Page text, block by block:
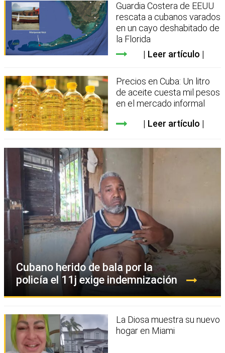
Guardia Costera de EEUU
rescata a cubanos varados
en un cayo deshabitado de
la Florida
Leer artículo
Precios en Cuba: Un litro
de aceite cuesta mil pesos
en el mercado informal
Leer artículo
Cubano herido de bala por la
policía el 11j exige indemnización
La Diosa muestra su nuevo
hogar en Miami